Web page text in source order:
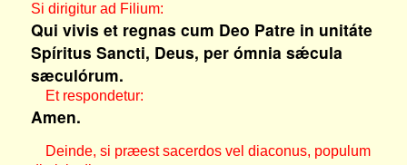
Si dirigitur ad Filium:
Qui vivis et regnas cum Deo Patre in unitáte
Spíritus Sancti, Deus, per ómnia sǽcula
sæculórum.
Et respondetur:
Amen.
Deinde, si præest sacerdos vel diaconus, populum